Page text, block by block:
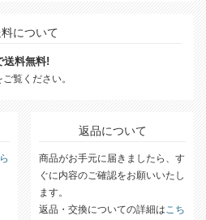
について
送料無料!
ご覧ください。
返品について
商品がお手元に届きましたら、す
ぐに内容のご確認をお願いいたし
ます。
返品・交換についての詳細はこち